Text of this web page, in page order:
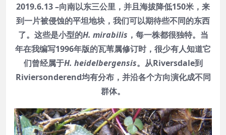
2019.6.13 –向南以东三公里，并且海拔降低150米，来
到一片被侵蚀的平坦地块，我们可以期待些不同的东西
了。这些是小型的H. mirabilis ，每一株都很独特。当
年在我编写1996年版的瓦苇属修订时，很少有人知道它
们曾经属于H. heidelbergensis。从Riversdale到
Riviersonderend均有分布，并沿各个方向演化成不同
群体。